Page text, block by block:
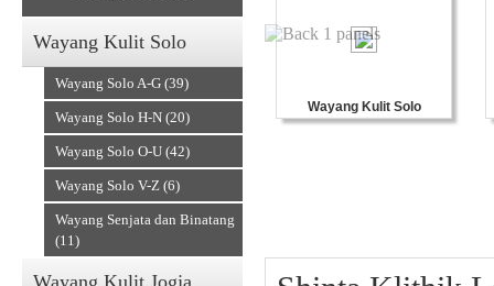
Wayang Kulit Solo
Wayang Solo A-G (39)
Wayang Solo H-N (20)
Wayang Solo O-U (42)
Wayang Solo V-Z (6)
Wayang Senjata dan Binatang
(11)
Wayang Kulit Jogja
Wayang Kulit Solo